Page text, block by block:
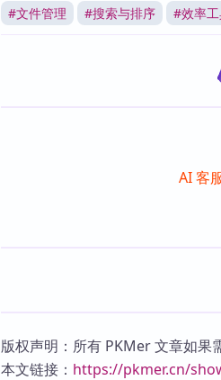
#文件管理 #搜索与排序 #效率
AI 客
版权声明：所有 PKMer 文章如果
本文链接： https://pkmer.cn/